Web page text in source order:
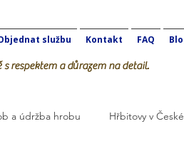
službu Kontakt FAQ
respektem a důrazem na detail.
a údržba hrobu Hřbitovy v